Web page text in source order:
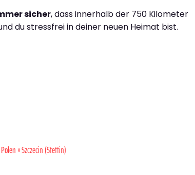
sicher, dass innerhalb der 750 Kilometer
du stressfrei in deiner neuen Heimat bist.
Polen» Szczecin (Stettin)